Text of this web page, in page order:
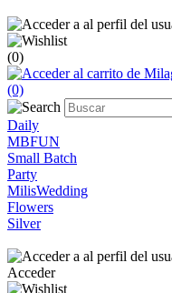
(0)
(0)
Daily
MBFUN
Small Batch
Party
MilisWedding
Flowers
Silver
Acceder